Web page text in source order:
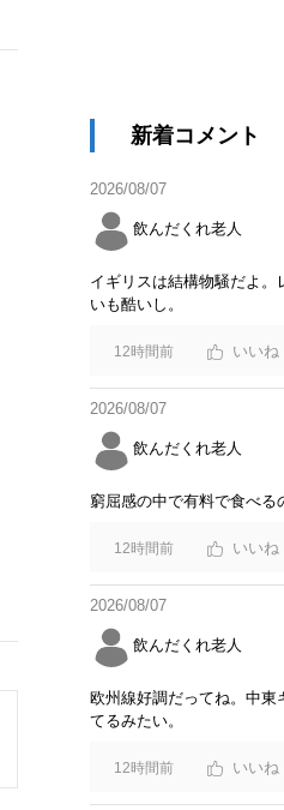
新着コメント
2026/08/07
飲んだくれ老人
イギリスは結構物騒だよ。
いも酷いし。
12時間前
2026/08/07
飲んだくれ老人
窮屈感の中で有料で食べる
12時間前
2026/08/07
飲んだくれ老人
欧州線好調だってね。中東
てるみたい。
12時間前